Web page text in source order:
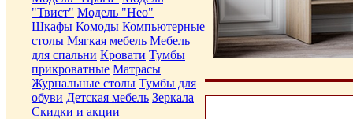
"Твист" Модель "Нео"
Шкафы Комоды Компьютерные
столы Мягкая мебель Мебель
для спальни Кровати Тумбы
прикроватные Матрасы
Журнальные столы Тумбы для
обуви Детская мебель Зеркала
Скидки и акции